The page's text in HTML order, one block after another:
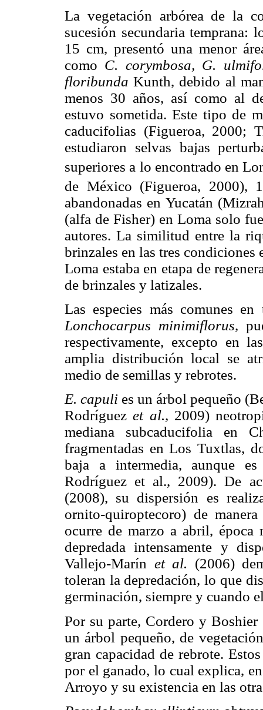
La vegetación arbórea de la
sucesión secundaria temprana:
15 cm, presentó una menor
como C. corymbosa, G.
floribunda Kunth, debido al
menos 30 años, así como al
estuvo sometida. Este tipo de
caducifolias (Figueroa, 2000;
estudiaron selvas bajas
superiores a lo encontrado en
de México (Figueroa, 2000),
abandonadas en Yucatán
(alfa de Fisher) en Loma solo
autores. La similitud entre la
brinzales en las tres condiciones
Loma estaba en etapa de
de brinzales y latizales.
Las especies más comunes
Lonchocarpus minimiflorus,
respectivamente, excepto en
amplia distribución local se
medio de semillas y rebrotes.
E. capuli es un árbol pequeño
Rodríguezet al., 2009)
mediana subcaducifolia en
fragmentadas en Los Tuxtlas,
baja a intermedia, aunque
Rodríguez et al., 2009). De
(2008), su dispersión es
ornito-quiroptecoro) de
ocurre de marzo a abril,
depredada intensamente y
Vallejo-Marín et al. (2006)
toleran la depredación, lo que
germinación, siempre y cuando
Por su parte, Cordero y
un árbol pequeño, de
gran capacidad de rebrote.
por el ganado, lo cual explica,
Arroyo y su existencia en las